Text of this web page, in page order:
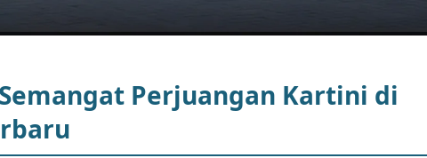
Perjuangan Kartini di